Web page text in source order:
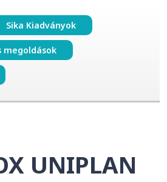
Sika Kiadványok
megoldások
UNIPLAN